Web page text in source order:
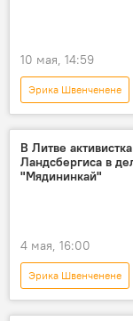
10 мая, 14:59
Эрика Швенченене
Общество
Литва
В Литве
Ландсбергиса в
"Мядининкай"
4 мая, 16:00
Эрика Швенченене